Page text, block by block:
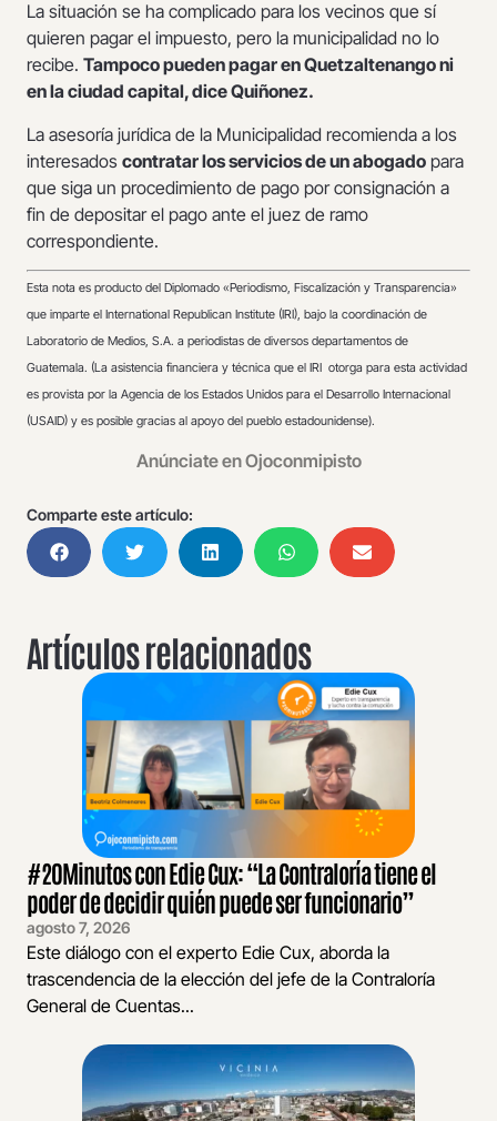
La situación se ha complicado para los vecinos que sí
quieren pagar el impuesto, pero la municipalidad no lo
recibe. Tampoco pueden pagar en Quetzaltenango ni
en la ciudad capital, dice Quiñonez.
La asesoría jurídica de la Municipalidad recomienda a los
interesados contratar los servicios de un abogado para
que siga un procedimiento de pago por consignación a
fin de depositar el pago ante el juez de ramo
correspondiente.
Esta nota es producto del Diplomado «Periodismo, Fiscalización y Transparencia»
que imparte el International Republican Institute (IRI), bajo la coordinación de
Laboratorio de Medios, S.A. a periodistas de diversos departamentos de
Guatemala. (La asistencia financiera y técnica que el IRI otorga para esta actividad
es provista por la Agencia de los Estados Unidos para el Desarrollo Internacional
(USAID) y es posible gracias al apoyo del pueblo estadounidense).
Anúnciate en Ojoconmipisto
Comparte este artículo:
Artículos relacionados
#20Minutos con Edie Cux: “La Contraloría tiene el
poder de decidir quién puede ser funcionario”
agosto 7, 2026
Este diálogo con el experto Edie Cux, aborda la
trascendencia de la elección del jefe de la Contraloría
General de Cuentas...